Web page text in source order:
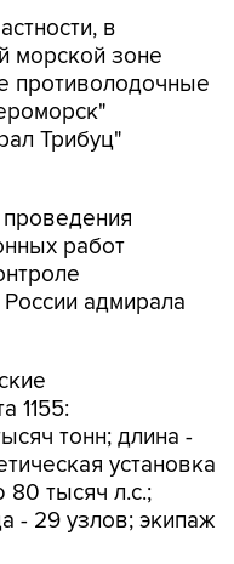
в
морской зоне
противолодочные
Трибуц"
работ
адмирала
1155:
тонн; длина -
установка
80 тысяч л.с.;
- 29 узлов; экипаж